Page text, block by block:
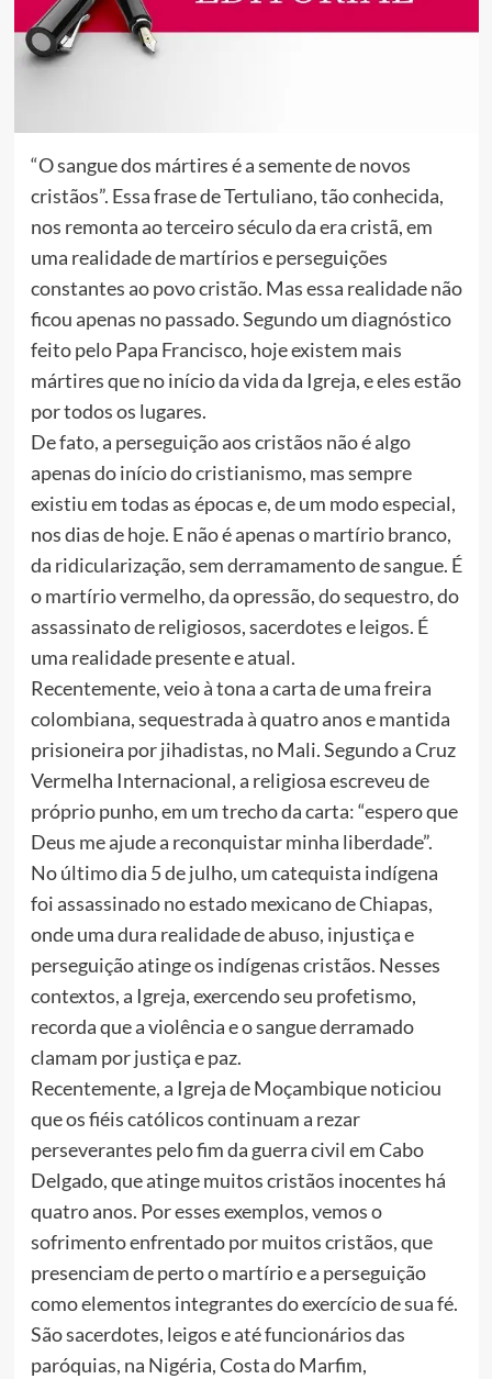
“O sangue dos mártires é a semente de novos
cristãos”. Essa frase de Tertuliano, tão conhecida,
nos remonta ao terceiro século da era cristã, em
uma realidade de martírios e perseguições
constantes ao povo cristão. Mas essa realidade não
ficou apenas no passado. Segundo um diagnóstico
feito pelo Papa Francisco, hoje existem mais
mártires que no início da vida da Igreja, e eles estão
por todos os lugares.
De fato, a perseguição aos cristãos não é algo
apenas do início do cristianismo, mas sempre
existiu em todas as épocas e, de um modo especial,
nos dias de hoje. E não é apenas o martírio branco,
da ridicularização, sem derramamento de sangue. É
o martírio vermelho, da opressão, do sequestro, do
assassinato de religiosos, sacerdotes e leigos. É
uma realidade presente e atual.
Recentemente, veio à tona a carta de uma freira
colombiana, sequestrada à quatro anos e mantida
prisioneira por jihadistas, no Mali. Segundo a Cruz
Vermelha Internacional, a religiosa escreveu de
próprio punho, em um trecho da carta: “espero que
Deus me ajude a reconquistar minha liberdade”.
No último dia 5 de julho, um catequista indígena
foi assassinado no estado mexicano de Chiapas,
onde uma dura realidade de abuso, injustiça e
perseguição atinge os indígenas cristãos. Nesses
contextos, a Igreja, exercendo seu profetismo,
recorda que a violência e o sangue derramado
clamam por justiça e paz.
Recentemente, a Igreja de Moçambique noticiou
que os fiéis católicos continuam a rezar
perseverantes pelo fim da guerra civil em Cabo
Delgado, que atinge muitos cristãos inocentes há
quatro anos. Por esses exemplos, vemos o
sofrimento enfrentado por muitos cristãos, que
presenciam de perto o martírio e a perseguição
como elementos integrantes do exercício de sua fé.
São sacerdotes, leigos e até funcionários das
paróquias, na Nigéria, Costa do Marfim,